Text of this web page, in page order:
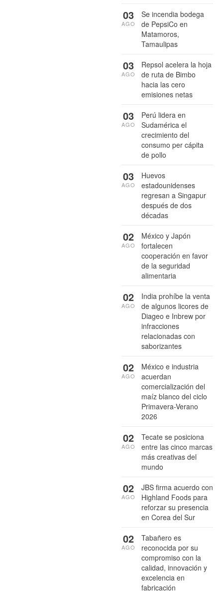
Se incendia bodega
de PepsiCo en
Matamoros,
Tamaulipas
03
AGO
Repsol acelera la hoja
de ruta de Bimbo
hacia las cero
emisiones netas
03
AGO
Perú lidera en
Sudamérica el
crecimiento del
consumo per cápita
de pollo
03
AGO
Huevos
estadounidenses
regresan a Singapur
después de dos
décadas
03
AGO
México y Japón
fortalecen
cooperación en favor
de la seguridad
alimentaria
02
AGO
India prohíbe la venta
de algunos licores de
Diageo e Inbrew por
infracciones
relacionadas con
saborizantes
02
AGO
México e industria
acuerdan
comercialización del
maíz blanco del ciclo
Primavera-Verano
2026
02
AGO
Tecate se posiciona
entre las cinco marcas
más creativas del
mundo
02
AGO
JBS firma acuerdo con
Highland Foods para
reforzar su presencia
en Corea del Sur
02
AGO
Tabañero es
reconocida por su
compromiso con la
calidad, innovación y
excelencia en
fabricación
02
AGO